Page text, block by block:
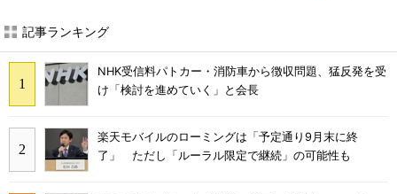
記事ランキング
NHK受信料パトカー・消防車から徴収問題、猛反発を受
け「検討を進めていく」と会長
楽天モバイルのローミングは「予定通り9月末に終
了」 ただし「ルーラル限定で継続」の可能性も